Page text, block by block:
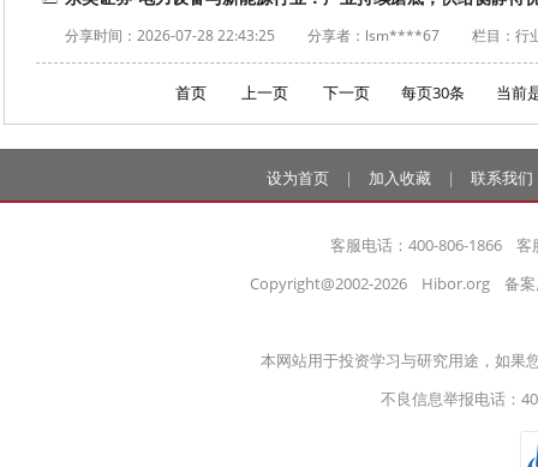
分享时间： 2026-07-28 22:43:25 分享者：lsm****67 栏目：行
首页 上一页 下一页每页30条 当前
设为首页 | 加入收藏 | 联系我们
客服电话：400-806-1866
Copyright@2002-2026    Hibor.org    备
本网站用于投资学习与研究用途，如果
不良信息举报电话：